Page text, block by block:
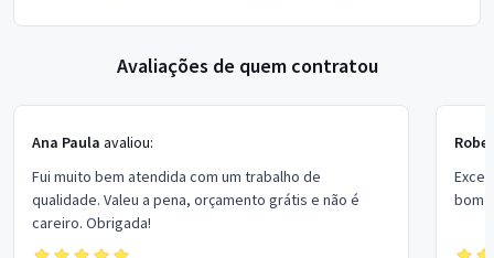
Avaliações de quem contratou
Ana Paula avaliou:
Fui muito bem atendida com um trabalho de
qualidade. Valeu a pena, orçamento grátis e não é
careiro. Obrigada!
bom